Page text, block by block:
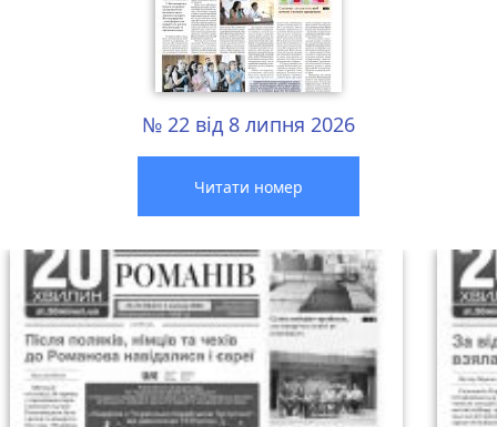
№ 22 від 8 липня 2026
Читати номер